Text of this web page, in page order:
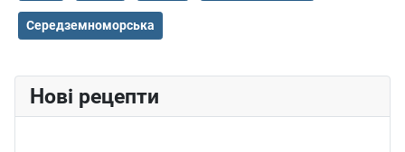
Середземноморська
Нові рецепти